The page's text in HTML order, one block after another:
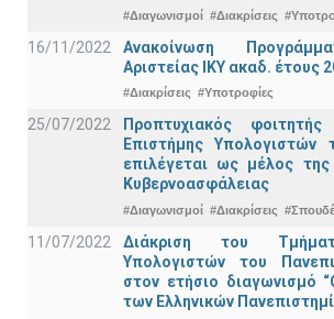
#Διαγωνισμοί #Διακρίσεις
16/11/2022
Ανακοίνωση
Αριστείας ΙΚΥ ακαδ. έτους
#Διακρίσεις #Υποτροφίες
25/07/2022
Προπτυχιακός
Επιστήμης Υπολογιστών
επιλέγεται ως μέλος
Κυβερνοασφάλειας
#Διαγωνισμοί #Διακρίσεις
11/07/2022
Διάκριση του
Υπολογιστών του
στον ετήσιο διαγωνισμό
των Ελληνικών